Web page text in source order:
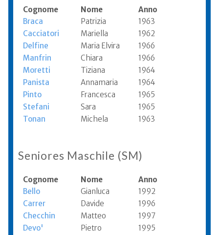
Cognome Nome
Anno
Braca
Patrizia
1963
Cacciatori
Mariella
1962
Delfine
Maria Elvira
1966
Manfrin
Chiara
1966
Moretti
Tiziana
1964
Panista
Annamaria
1964
Pinto
Francesca
1965
Stefani
Sara
1965
Tonan
Michela 1963
Seniores Maschile (SM)
Cognome Nome
Anno
Bello
Gianluca
1992
Carrer
Davide
1996
Checchin
Matteo
1997
Devo'
Pietro
1995